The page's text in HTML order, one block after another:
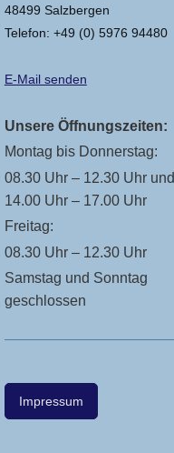
48499 Salzbergen
Telefon: +49 (0) 5976 94480
E-Mail senden
Unsere Öffnungszeiten:
Montag bis Donnerstag:
08.30 Uhr – 12.30 Uhr und
14.00 Uhr – 17.00 Uhr
Freitag:
08.30 Uhr – 12.30 Uhr
Samstag und Sonntag
geschlossen
Impressum